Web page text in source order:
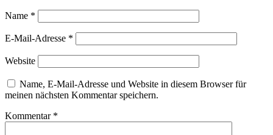
Name *
E-Mail-Adresse *
Website
Name, E-Mail-Adresse und Website in diesem Browser für
meinen nächsten Kommentar speichern.
Kommentar *